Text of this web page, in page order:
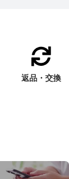
返品・交換